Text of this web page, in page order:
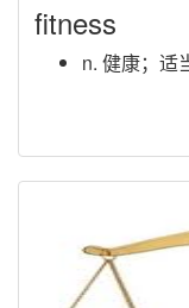
fitness
n. 健康；适